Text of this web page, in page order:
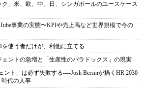
」米、欧、中、日、シンガポールのユースケース
事業の実態〜KPIや売上高など世界規模で今の
使う者だけが、利他に立てる
ントの急増と「生産性のパラドックス」の現実
ント」は必ず失敗する----Josh Bersinが描くHR 2030
時代の人事